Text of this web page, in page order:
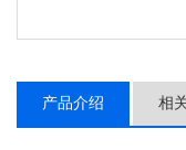
产品介绍 相